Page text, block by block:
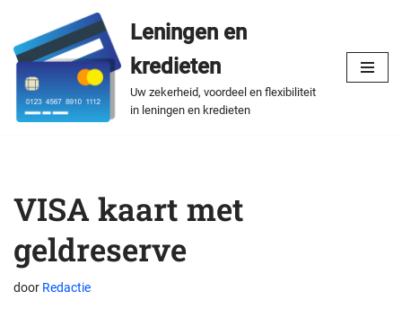
Spring
naar
de
inhoud
Leningen en
kredieten
Uw zekerheid, voordeel en flexibiliteit
in leningen en kredieten
VISA kaart met
geldreserve
door Redactie